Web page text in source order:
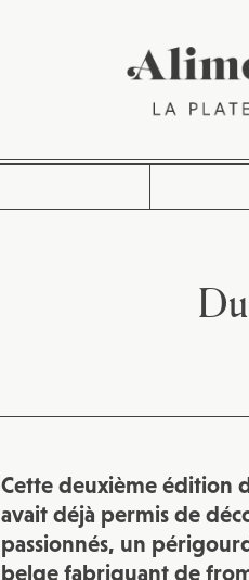
Cette deuxième édition
avait déjà permis de
passionnés, un
belge fabriquant de